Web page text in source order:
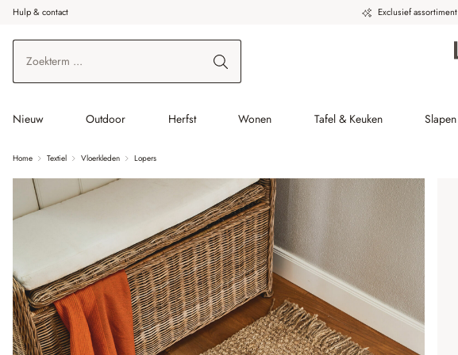
de hoofdinhoud
Ga naar zoeken
Ga naar de hoofdnavigatie
Hulp & contact Exclusief assortiment
Nieuw Outdoor Herfst Wonen Tafel & Keuken Slapen
Home Textiel Vloerkleden Lopers